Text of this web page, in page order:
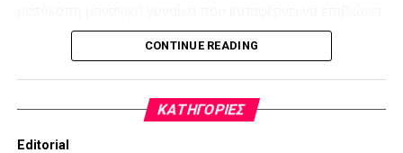
● μικρότερα τμήματα
● εξατομικευμένη προσέγγιση
● καλύτερη παρακολούθηση της προόδου κάθε παιδιού
παγιδευμένη μέσα στην βαρετή της καθημερινότητα.
«Υπάρχουν και χειρότερα» λέει στον εαυτό της όταν αραιά
και που την ζώνουν οι προσωπικές της ανασφάλειες.
Ναι, αλλά υπάρχουν και καλύτερα! Αν η Μαρία είχε
πραγματικά κυνηγήσει την επιτυχία σε κάποιο τομέα της
CONTINUE READING
KΑΤΗΓΟΡΊΕΣ
Editorial